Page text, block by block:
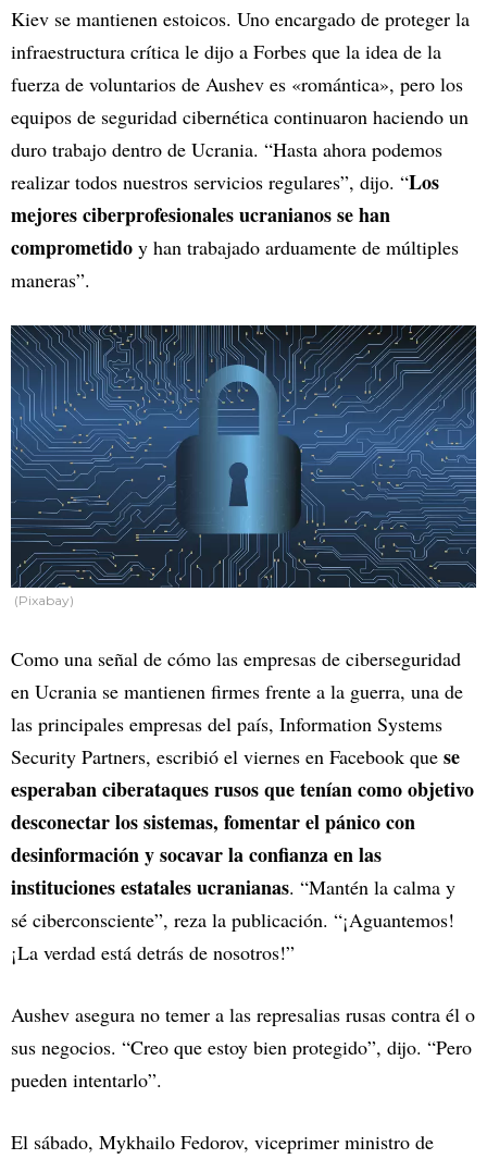
Kiev se mantienen estoicos. Uno encargado de proteger la
infraestructura crítica le dijo a Forbes que la idea de la
fuerza de voluntarios de Aushev es «romántica», pero los
equipos de seguridad cibernética continuaron haciendo un
duro trabajo dentro de Ucrania. “Hasta ahora podemos
realizar todos nuestros servicios regulares”, dijo. “Los
mejores ciberprofesionales ucranianos se han
comprometido y han trabajado arduamente de múltiples
maneras”.
(Pixabay)
Como una señal de cómo las empresas de ciberseguridad
en Ucrania se mantienen firmes frente a la guerra, una de
las principales empresas del país, Information Systems
Security Partners, escribió el viernes en Facebook que se
esperaban ciberataques rusos que tenían como objetivo
desconectar los sistemas, fomentar el pánico con
desinformación y socavar la confianza en las
instituciones estatales ucranianas. “Mantén la calma y
sé ciberconsciente”, reza la publicación. “¡Aguantemos!
¡La verdad está detrás de nosotros!”
Aushev asegura no temer a las represalias rusas contra él o
sus negocios. “Creo que estoy bien protegido”, dijo. “Pero
pueden intentarlo”.
El sábado, Mykhailo Fedorov, viceprimer ministro de